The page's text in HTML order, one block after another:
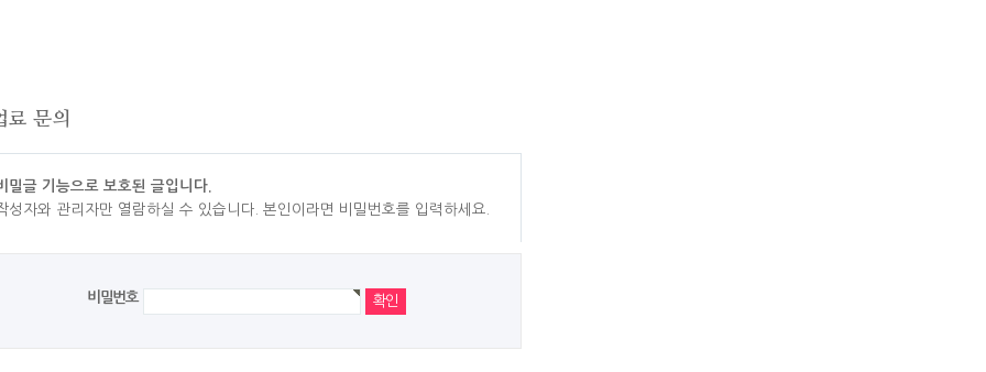
료 문의
밀글 기능으로 보호된 글입니다.
성자와 관리자만 열람하실 수 있습니다. 본인이라면 비밀번호를 입력하세요.
비밀번호